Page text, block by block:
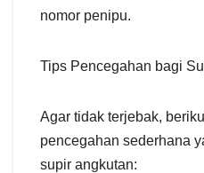
nomor penipu.
Tips Pencegahan bagi
Agar tidak terjebak,
pencegahan sederhana
supir angkutan: